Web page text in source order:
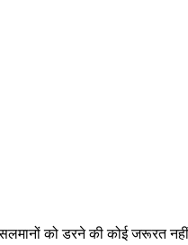
को डरने की कोई जरूरत